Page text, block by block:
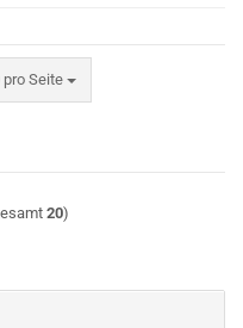
pro Seite
Seite
20)